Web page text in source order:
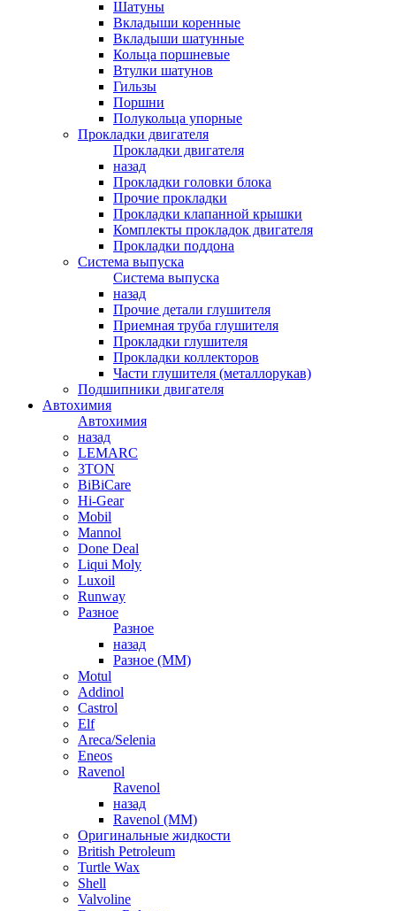
Шатуны
Вкладыши коренные
Вкладыши шатунные
Кольца поршневые
Втулки шатунов
Гильзы
Поршни
Полукольца упорные
Прокладки двигателя
Прокладки двигателя
назад
Прокладки головки блока
Прочие прокладки
Прокладки клапанной крышки
Комплекты прокладок двигателя
Прокладки поддона
Система выпуска
Система выпуска
назад
Прочие детали глушителя
Приемная труба глушителя
Прокладки глушителя
Прокладки коллекторов
Части глушителя (металлорукав)
Подшипники двигателя
Автохимия
Автохимия
назад
LEMARC
3TON
BiBiCare
Hi-Gear
Mobil
Mannol
Done Deal
Liqui Moly
Luxoil
Runway
Разное
Разное
назад
Разное (ММ)
Motul
Addinol
Castrol
Elf
Areca/Selenia
Eneos
Ravenol
Ravenol
назад
Ravenol (ММ)
Оригинальные жидкости
British Petroleum
Turtle Wax
Shell
Valvoline